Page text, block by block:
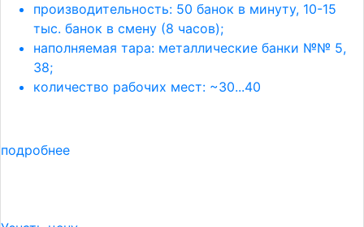
производительность: 50 банок в минуту, 10-15
тыс. банок в смену (8 часов);
наполняемая тара: металлические банки №№ 5,
38;
количество рабочих мест: ~30...40
подробнее